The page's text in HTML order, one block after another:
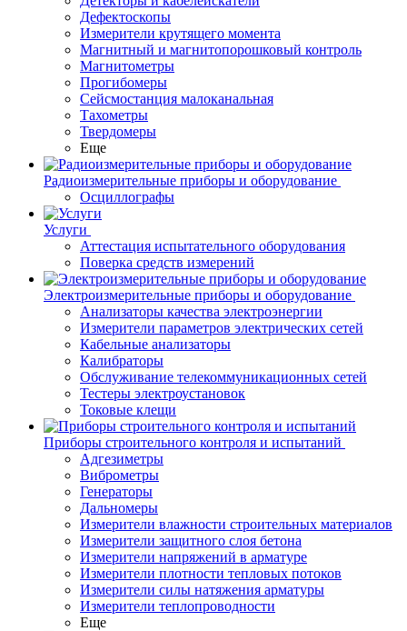
Дефектоскопы
Измерители крутящего момента
Магнитный и магнитопорошковый контроль
Магнитометры
Прогибомеры
Сейсмостанция малоканальная
Тахометры
Твердомеры
Еще
Радиоизмерительные приборы и оборудование
Осциллографы
Услуги
Аттестация испытательного оборудования
Поверка средств измерений
Электроизмерительные приборы и оборудование
Анализаторы качества электроэнергии
Измерители параметров электрических сетей
Кабельные анализаторы
Калибраторы
Обслуживание телекоммуникационных сетей
Тестеры электроустановок
Токовые клещи
Приборы строительного контроля и испытаний
Адгезиметры
Виброметры
Генераторы
Дальномеры
Измерители влажности строительных материалов
Измерители защитного слоя бетона
Измерители напряжений в арматуре
Измерители плотности тепловых потоков
Измерители силы натяжения арматуры
Измерители теплопроводности
Еще